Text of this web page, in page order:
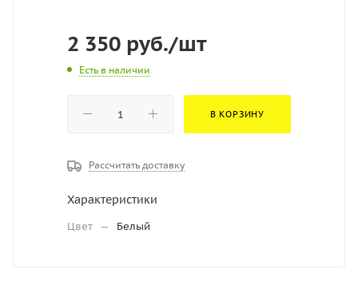
2 350 руб./шт
Есть в наличии
В КОРЗИНУ
Рассчитать доставку
Характеристики
Цвет — Белый